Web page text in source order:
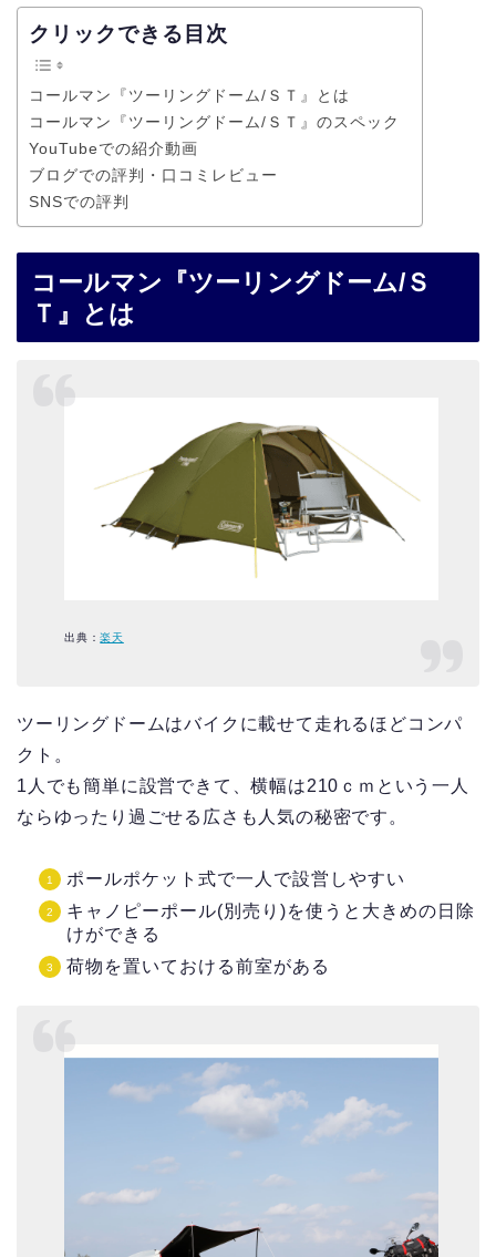
クリックできる目次
コールマン『ツーリングドーム/ＳＴ』とは
コールマン『ツーリングドーム/ＳＴ』のスペック
YouTubeでの紹介動画
ブログでの評判・口コミレビュー
SNSでの評判
コールマン『ツーリングドーム/Ｓ
Ｔ』とは
出典：楽天
ツーリングドームはバイクに載せて走れるほどコンパ
クト。
1人でも簡単に設営できて、横幅は210ｃｍという一人
ならゆったり過ごせる広さも人気の秘密です。
ポールポケット式で一人で設営しやすい
キャノピーポール(別売り)を使うと大きめの日除
けができる
荷物を置いておける前室がある